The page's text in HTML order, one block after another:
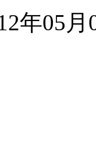
年05月